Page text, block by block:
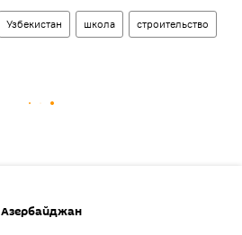
Узбекистан школа строительство
Азербайджан